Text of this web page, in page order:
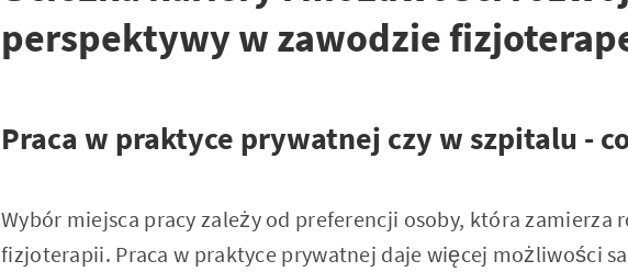
perspektywy w zawodzie
Praca w praktyce prywatnej czy w szpitalu -
Wybór miejsca pracy zależy od preferencji osoby, która zamierza
fizjoterapii. Praca w praktyce prywatnej daje więcej możliwości